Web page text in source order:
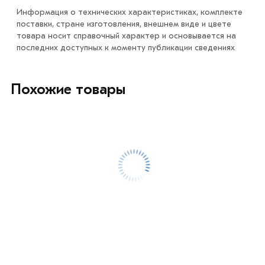
Информация о технических характеристиках, комплекте
поставки, стране изготовления, внешнем виде и цвете
товара носит справочный характер и основывается на
последних доступных к моменту публикации сведениях
Похожие товары